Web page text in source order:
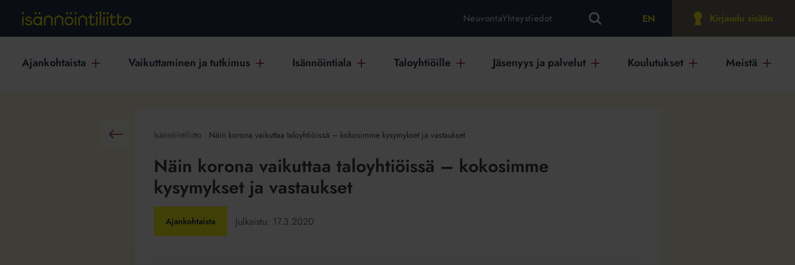
NeuvontaYhteystiedot EN Kirjaudu sisään
Ajankohtaista Vaikuttaminen ja tutkimus Isännöintiala Taloyhtiöille Jäsenyys ja palvelut Koulutukset Meistä
Takaisin Isännöintiliitto : Näin korona vaikuttaa taloyhtiöissä – kokosimme kysymykset ja vastaukset
Näin korona vaikuttaa taloyhtiöissä – kokosimme
kysymykset ja vastaukset
Ajankohtaista Julkaistu: 17.3.2020